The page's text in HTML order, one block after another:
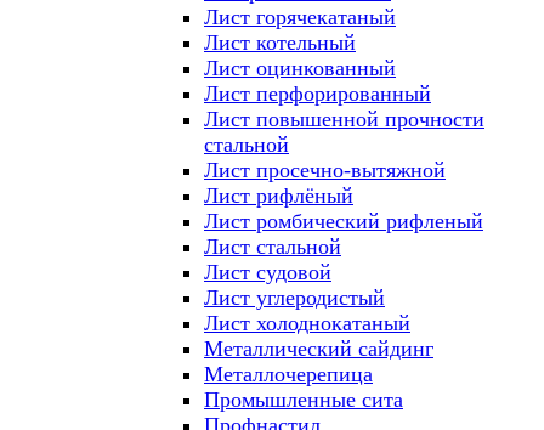
Лист горячекатаный
Лист котельный
Лист оцинкованный
Лист перфорированный
Лист повышенной прочности
стальной
Лист просечно-вытяжной
Лист рифлёный
Лист ромбический рифленый
Лист стальной
Лист судовой
Лист углеродистый
Лист холоднокатаный
Металлический сайдинг
Металлочерепица
Промышленные сита
Профнастил